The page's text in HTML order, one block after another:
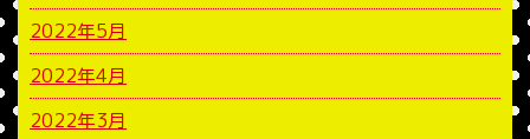
2022年5月
2022年4月
2022年3月